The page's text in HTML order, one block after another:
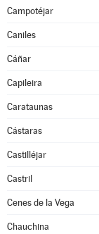
Campotéjar
Caniles
Cáñar
Capileira
Carataunas
Cástaras
Castilléjar
Castril
Cenes de la Vega
Chauchina